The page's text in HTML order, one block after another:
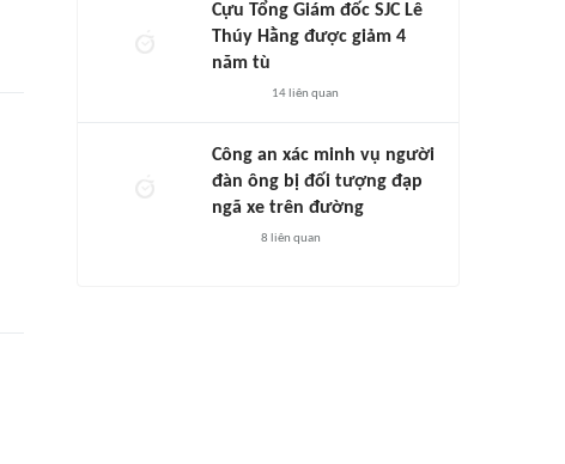
Cựu Tổng Giám đốc SJC Lê
Thúy Hằng được giảm 4
năm tù
14 liên quan
Công an xác minh vụ người
đàn ông bị đối tượng đạp
ngã xe trên đường
8 liên quan